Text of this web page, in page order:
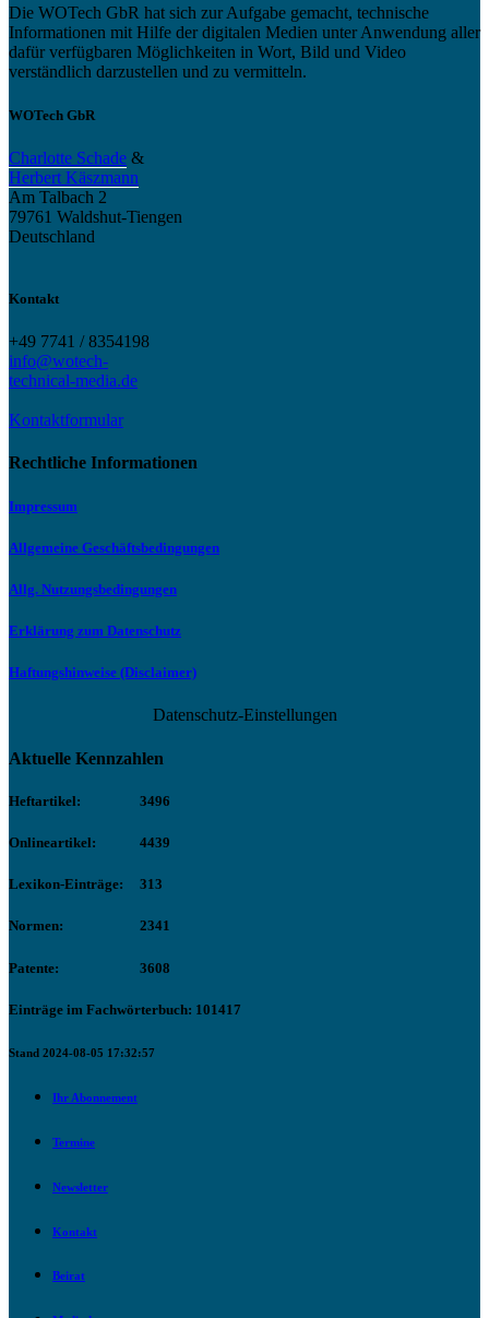
Die WOTech GbR hat sich zur Aufgabe gemacht, technische
Informationen mit Hilfe der digitalen Medien unter Anwendung aller
dafür verfügbaren Möglichkeiten in Wort, Bild und Video
verständlich darzustellen und zu vermitteln.
WOTech GbR
Charlotte Schade &
Herbert Käszmann
Am Talbach 2
79761 Waldshut-Tiengen
Deutschland
Kontakt
+49 7741 / 8354198
info@wotech-
technical-media.de
Kontaktformular
Rechtliche Informationen
Impressum
Allgemeine Geschäftsbedingungen
Allg. Nutzungsbedingungen
Erklärung zum Datenschutz
Haftungshinweise (Disclaimer)
Datenschutz-Einstellungen
Aktuelle Kennzahlen
Heftartikel: 3496
Onlineartikel: 4439
Lexikon-Einträge: 313
Normen: 2341
Patente: 3608
Einträge im Fachwörterbuch: 101417
Stand 2024-08-05 17:32:57
Ihr Abonnement
Termine
Newsletter
Kontakt
Beirat